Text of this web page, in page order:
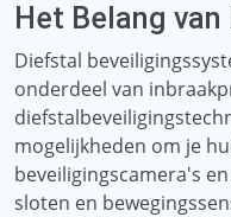
Het Belang
Diefstal
onderdeel van
mogelijkheden om je
beveiligingscamera's
sloten en